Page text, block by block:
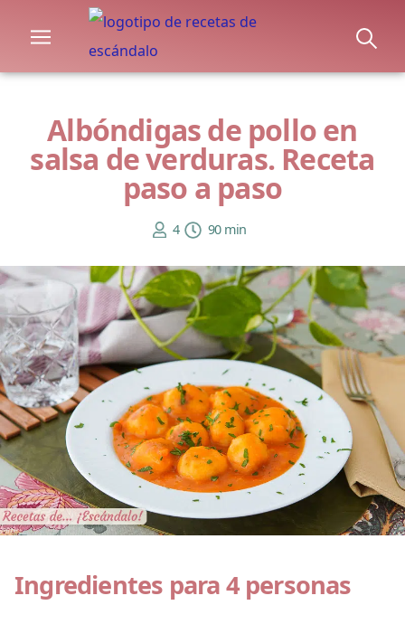
Albóndigas de pollo en
salsa de verduras. Receta
paso a paso
4 90 min
Ingredientes para 4 personas